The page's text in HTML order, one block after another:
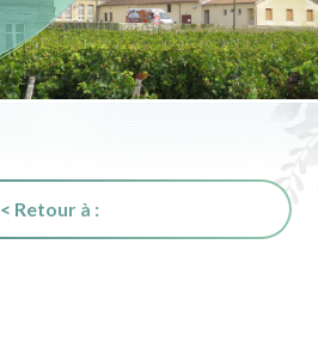
< Retour à :